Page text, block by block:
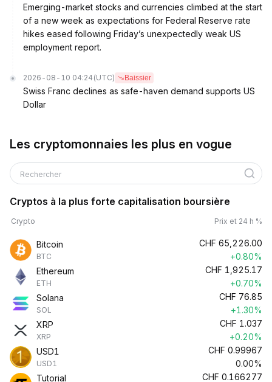
Emerging-market stocks and currencies climbed at the start
of a new week as expectations for Federal Reserve rate
hikes eased following Friday’s unexpectedly weak US
employment report.
2026-08-10 04:24 (UTC) Baissier
Swiss Franc declines as safe-haven demand supports US
Dollar
Les cryptomonnaies les plus en vogue
Rechercher
Cryptos à la plus forte capitalisation boursière
Crypto Prix et 24 h %
Bitcoin
BTC
CHF 65,226.00
+0.80%
Ethereum
ETH
CHF 1,925.17
+0.70%
Solana
SOL
CHF 76.85
+1.30%
XRP
XRP
CHF 1.037
+0.20%
USD1
USD1
CHF 0.99967
0.00%
Tutorial
CHF 0.166277